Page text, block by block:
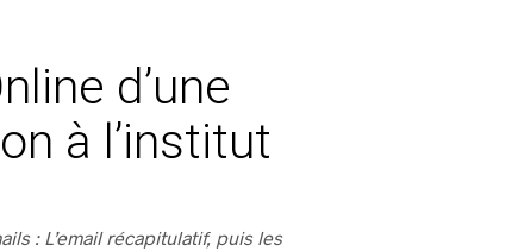
d’une
à l’institut
: L’email récapitulatif, puis les